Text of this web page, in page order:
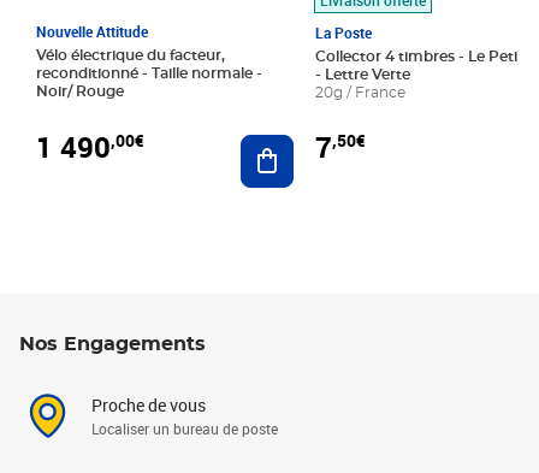
Nouvelle Attitude
Vélo électrique du facteur,
reconditionné - Taille normale -
Noir/ Rouge
1 490,00€ Ajouter au panier
La Poste
Collector 4 timbres - Le Petit
- Lettre Verte
20g / France
7,50€
Nos Engagements
Proche de vous
Localiser un bureau de poste